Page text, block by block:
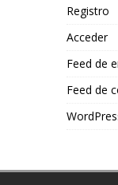
Registro
Acceder
Feed de
Feed de